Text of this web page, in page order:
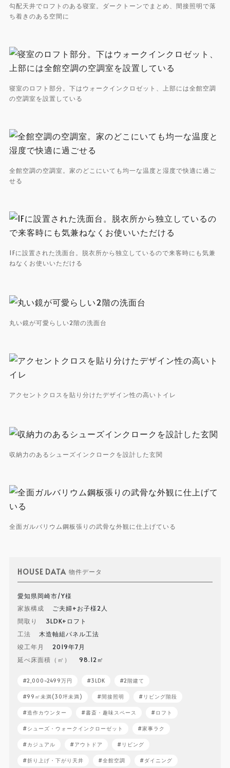
勾配天井でロフトのある寝室。ダークトーンでまとめ、間接照明で落
ち着きのある空間に
寝室のロフト部分。下はウォークインクロゼット、上部には全館空調
の空調室を設置している
全館空調の空調室。家のどこにいても均一な温度と湿度で快適に過ご
せる
1Fに設置された洗面台。脱衣所から独立しているので来客時にも気兼
ねなくお使いいただける
丸い鏡が可愛らしい2階の洗面台
アクセントクロスを貼り分けたデザイン性の高いトイレ
収納力のあるシューズインクロークを設計した玄関
全面ガルバリウム鋼板張りの武骨な外観に仕上げている
HOUSE DATA 物件データ
愛知県岡崎市/Y様
家族構成
ご夫婦+お子様2人
間取り
3LDK+ロフト
工法
木造軸組パネル工法
竣工年月
2019年7月
延べ床面積（㎡）
98.12㎡
2,000~2499万円 3LDK 2階建て
99㎡未満(30坪未満) 間接照明 リビング階段
造作カウンター 書斎・趣味スペース ロフト
シューズ・ウォークインクローゼット 家事ラク
カジュアル アウトドア リビング
折り上げ・下がり天井 全館空調 ダイニング